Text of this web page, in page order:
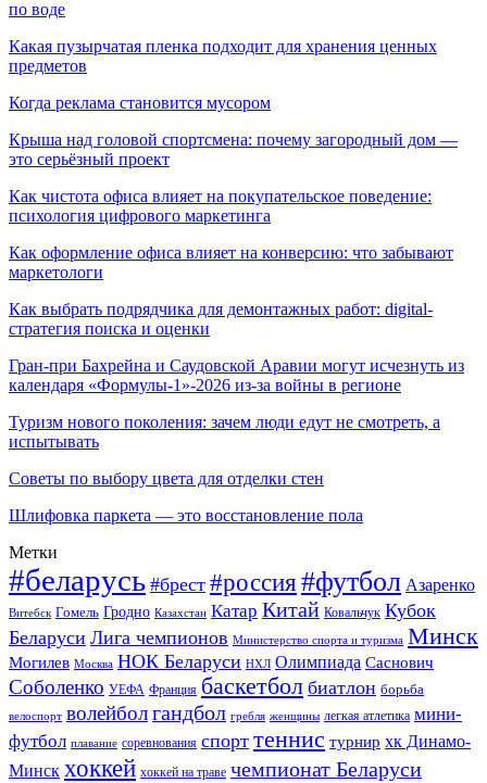
по воде
Какая пузырчатая пленка подходит для хранения ценных
предметов
Когда реклама становится мусором
Крыша над головой спортсмена: почему загородный дом —
это серьёзный проект
Как чистота офиса влияет на покупательское поведение:
психология цифрового маркетинга
Как оформление офиса влияет на конверсию: что забывают
маркетологи
Как выбрать подрядчика для демонтажных работ: digital-
стратегия поиска и оценки
Гран-при Бахрейна и Саудовской Аравии могут исчезнуть из
календаря «Формулы-1»-2026 из-за войны в регионе
Туризм нового поколения: зачем люди едут не смотреть, а
испытывать
Советы по выбору цвета для отделки стен
Шлифовка паркета — это восстановление пола
Метки
#беларусь #брест #россия#футбол Азаренко
Витебск Гомель Гродно Казахстан Катар Китай Ковальчук Кубок
Беларуси Лига чемпионов Министерство спорта и туризма Минск
Могилев Москва НОК Беларуси НХЛ Олимпиада Саснович
Соболенко УЕФА Франция баскетбол биатлон борьба
велоспорт волейболгандбол гребля женщины легкая атлетика мини-
футбол плавание соревнования спорт теннис турнир хк Динамо-
Минск хоккей хоккей на траве чемпионат Беларуси